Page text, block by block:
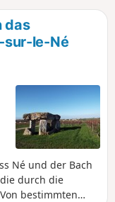
das
sur-le-Né
Né und der Bach
durch die
bestimmten